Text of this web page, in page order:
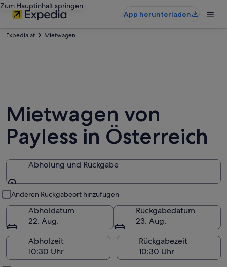
Zum Hauptinhalt springen
App herunterladen
Expedia.at Mietwagen
Mietwagen von
Payless in Österreich
Abholung und Rückgabe
Anderen Rückgabeort hinzufügen
Abholdatum
22. Aug.
Rückgabedatum
23. Aug.
Abholzeit
Rückgabezeit